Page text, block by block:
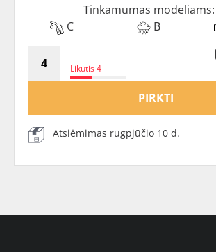
Tinkamumas modeliams:
C
B
Likutis 4
PIRKTI
Atsiėmimas rugpjūčio 10 d.